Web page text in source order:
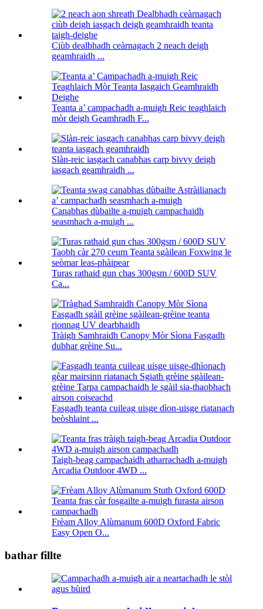
Ciùb dealbhadh ceàrnagach 2 neach deigh
geamhraidh ...
Teanta a’ campachadh a-muigh Reic teaghlaich
mòr deigh Geamhradh F...
Slàn-reic iasgach canabhas carp bivvy deigh
iasgach geamhraidh ...
Canabhas dùbailte a-muigh campachaidh
seasmhach a-muigh ...
Turas rathaid gun chas 300gsm / 600D SUV
Ca...
Tràigh Samhraidh Canopy Mòr Sìona Fasgadh
dubhar grèine Su...
Fasgadh teanta cuileag uisge dìon-uisge riatanach
beòshlaint ...
Taigh-beag campachaidh atharrachadh a-muigh
Arcadia Outdoor 4WD ...
Frèam Alloy Alùmanum 600D Oxford Fabric
Easy Open O...
bathar fillte